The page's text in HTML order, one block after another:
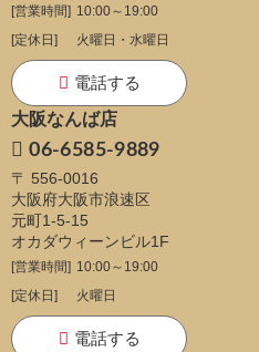
[営業時間] 10:00～19:00
[定休日]
火曜日・水曜日
電話する
大阪なんば店
06-6585-9889
〒 556-0016
大阪府大阪市浪速区
元町1-5-15
オカダウィーンビル1F
[営業時間] 10:00～19:00
[定休日]
火曜日
電話する